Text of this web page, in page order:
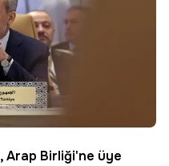
, Arap Birliği'ne üye